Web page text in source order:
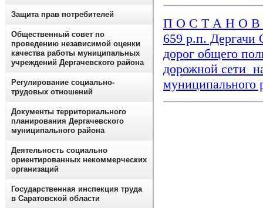
П О С Т А Н О В
659 р.п. Дергачи
дорог общего
дорожной сети
муниципального
Защита прав потребителей
Общественный совет по
проведению независимой оценки
качества работы муниципальных
учреждений Дергачевского района
Регулирование социально-
трудовых отношений
Документы территориального
планирования Дергачевского
муниципального района
Деятельность социально
ориентированных некоммерческих
организаций
Государственная инспекция труда
в Саратовской области